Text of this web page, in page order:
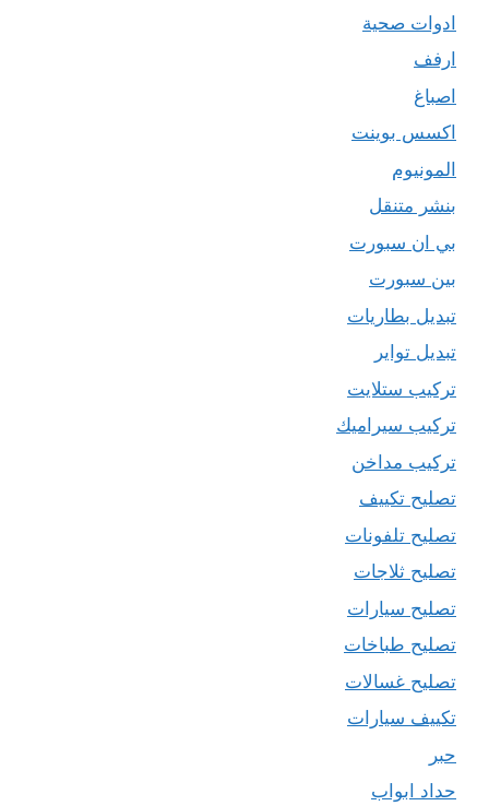
ادوات صحية
ارفف
اصباغ
اكسس بوينت
المونيوم
بنشر متنقل
بي ان سبورت
بين سبورت
تبديل بطاريات
تبديل تواير
تركيب ستلايت
تركيب سيراميك
تركيب مداخن
تصليح تكييف
تصليح تلفونات
تصليح ثلاجات
تصليح سيارات
تصليح طباخات
تصليح غسالات
تكييف سيارات
حبر
حداد ابواب